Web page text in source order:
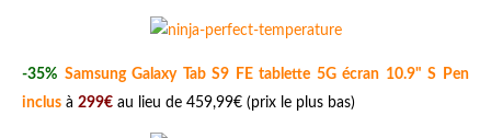
-35% Samsung Galaxy Tab S9 FE tablette 5G écran 10.9" S Pen
inclus à 299€ au lieu de 459,99€ (prix le plus bas)